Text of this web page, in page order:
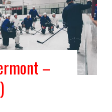
–